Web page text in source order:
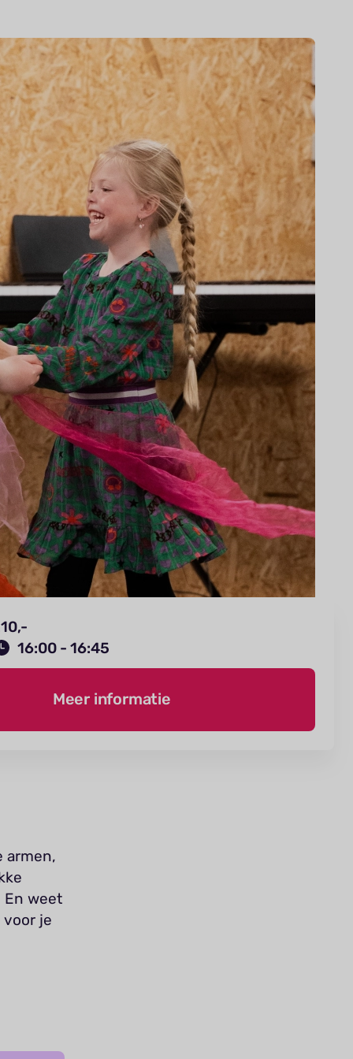
16:00 - 16:45
Meer informatie
armen,
En weet
voor je